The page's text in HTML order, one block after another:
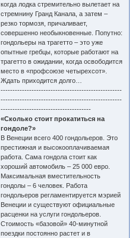
когда лодка стремительно вылетает на
стремнину Гранд Канала, а затем –
резко тормозя, причаливает,
совершенно необыкновенные. Попутно:
гондольеры на трагетто – это уже
опытные гребцы, которые работают на
трагетто в ожидании, когда освободится
место в «профсоюзе четырехсот».
Ждать приходится долго…
---------------------------------------------------
---------------------------------------------------
--------------------------------------
«Сколько стоит прокатиться на
гондоле?»
В Венеции всего 400 гондольеров. Это
престижная и высокооплачиваемая
работа. Сама гондола стоит как
хороший автомобиль – 25 000 евро.
Максимальная вместительность
гондолы – 6 человек. Работа
гондольеров регламентируется мэрией
Венеции и существуют официальные
расценки на услуги гондольеров.
Стоимость «базовой» 40-минутной
поездки постоянно растет и в